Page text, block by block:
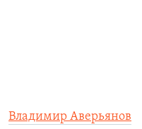
Владимир Аверьянов